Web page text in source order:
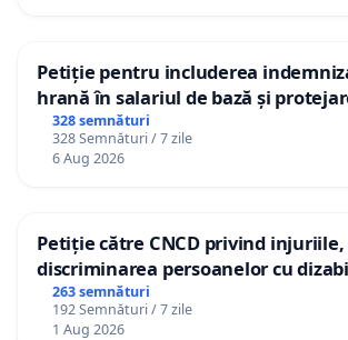
Petiție pentru includerea
hrană în salariul de bază și
gradațiilor de vechime pentru
personali
328 semnături
328 Semnături / 7 zile
6 Aug 2026
Petiție către CNCD privind
discriminarea persoanelor cu
către utilizatorul TikTok „Gorici”
263 semnături
192 Semnături / 7 zile
1 Aug 2026